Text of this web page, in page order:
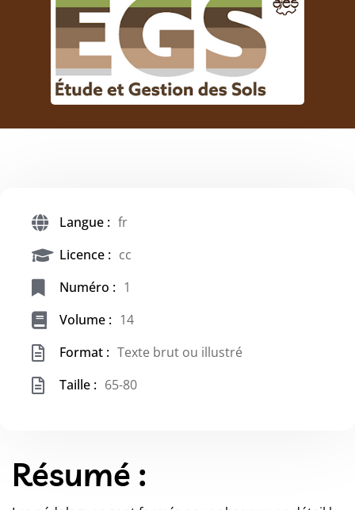
Langue : fr
Licence : cc
Numéro : 1
Volume : 14
Format : Texte brut ou illustré
Taille : 65-80
Résumé :